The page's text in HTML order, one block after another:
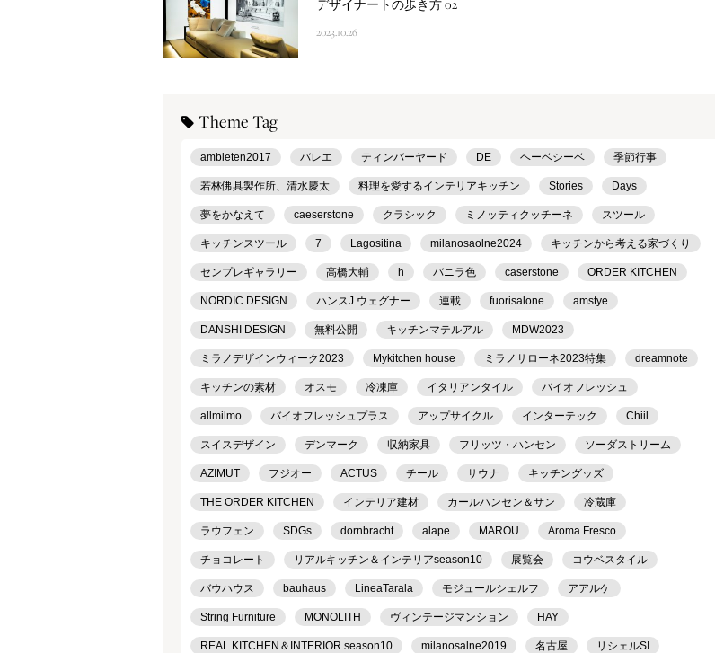
デザイナートの歩き方 02
2023.10.26
Theme Tag
ambieten2017 バレエ ティンバーヤード DE ヘーベシーベ 季節行事
若林佛具製作所、清水慶太 料理を愛するインテリアキッチン Stories Days
夢をかなえて caeserstone クラシック ミノッティクッチーネ スツール
キッチンスツール 7 Lagositina milanosaolne2024 キッチンから考える家づくり
センプレギャラリー 高橋大輔 h バニラ色 caserstone ORDER KITCHEN
NORDIC DESIGN ハンスJ.ウェグナー 連載 fuorisalone amstye
DANSHI DESIGN 無料公開 キッチンマテルアル MDW2023
ミラノデザインウィーク2023 Mykitchen house ミラノサローネ2023特集 dreamnote
キッチンの素材 オスモ 冷凍庫 イタリアンタイル バイオフレッシュ
allmilmo バイオフレッシュプラス アップサイクル インターテック Chiil
スイスデザイン デンマーク 収納家具 フリッツ・ハンセン ソーダストリーム
AZIMUT フジオー ACTUS チール サウナ キッチングッズ
THE ORDER KITCHEN インテリア建材 カールハンセン＆サン 冷蔵庫
ラウフェン SDGs dornbracht alape MAROU Aroma Fresco
チョコレート リアルキッチン＆インテリアseason10 展覧会 コウベスタイル
バウハウス bauhaus LineaTarala モジュールシェルフ アアルケ
String Furniture MONOLITH ヴィンテージマンション HAY
REAL KITCHEN＆INTERIOR season10 milanosalne2019 名古屋 リシェルSI